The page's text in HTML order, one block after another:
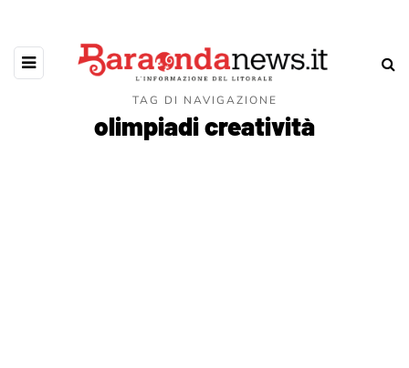
TAG DI NAVIGAZIONE
olimpiadi creatività